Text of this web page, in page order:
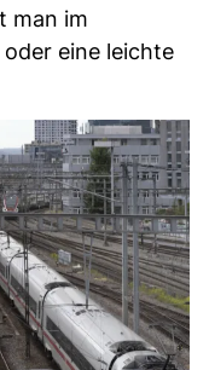
man im
eine leichte